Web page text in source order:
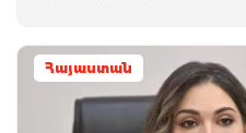
Հայաստան